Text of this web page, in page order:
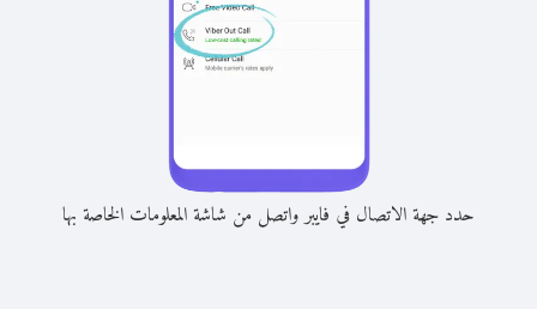
حدد جهة الاتصال في فايبر واتصل من شاشة المعلومات الخاصة بها